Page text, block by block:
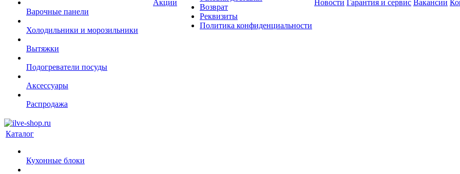
Варочные панели
Холодильники и морозильники
Вытяжки
Подогреватели посуды
Аксессуары
Распродажа
Акции
Возврат
Реквизиты
Политика конфиденциальности
Новости Гарантия и сервис Вакансии
Каталог
Кухонные блоки